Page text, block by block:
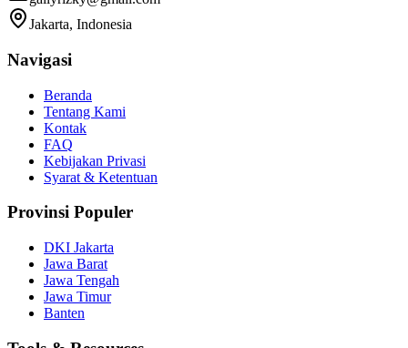
Jakarta, Indonesia
Navigasi
Beranda
Tentang Kami
Kontak
FAQ
Kebijakan Privasi
Syarat & Ketentuan
Provinsi Populer
DKI Jakarta
Jawa Barat
Jawa Tengah
Jawa Timur
Banten